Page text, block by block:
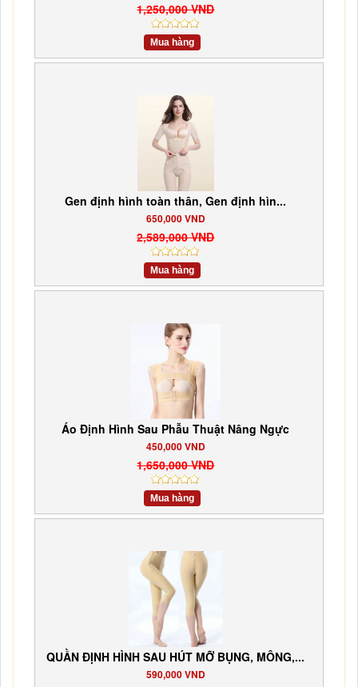
1,250,000 VND
Mua hàng
Gen định hình toàn thân, Gen định hìn...
650,000 VND
2,589,000 VND
Mua hàng
Áo Định Hình Sau Phẫu Thuật Nâng Ngực
450,000 VND
1,650,000 VND
Mua hàng
QUẦN ĐỊNH HÌNH SAU HÚT MỠ BỤNG, MÔNG,...
590,000 VND